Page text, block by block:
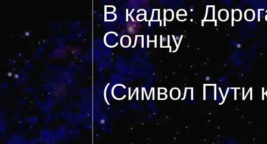
В кадре:
Солнцу
(Символ Пути